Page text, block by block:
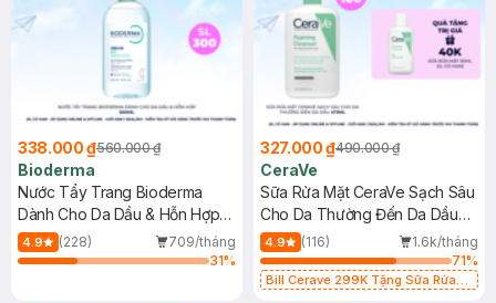
338.000 ₫560.000 ₫
Bioderma
Nước Tẩy Trang Bioderma
Dành Cho Da Dầu & Hỗn Hợp
500ml
4.9 (228)
709/tháng
31%
327.000 ₫490.000 ₫
CeraVe
Sữa Rửa Mặt CeraVe Sạch Sâu
Cho Da Thường Đến Da Dầu
473ml
4.9 (116)
1.6k/tháng
71%
Bill Cerave 299K Tặng Sữa Rửa